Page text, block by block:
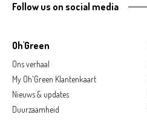
Oh'Green
Ons verhaal
My Oh'Green Klantenkaart
Nieuws & updates
Duurzaamheid
Follow us on social media